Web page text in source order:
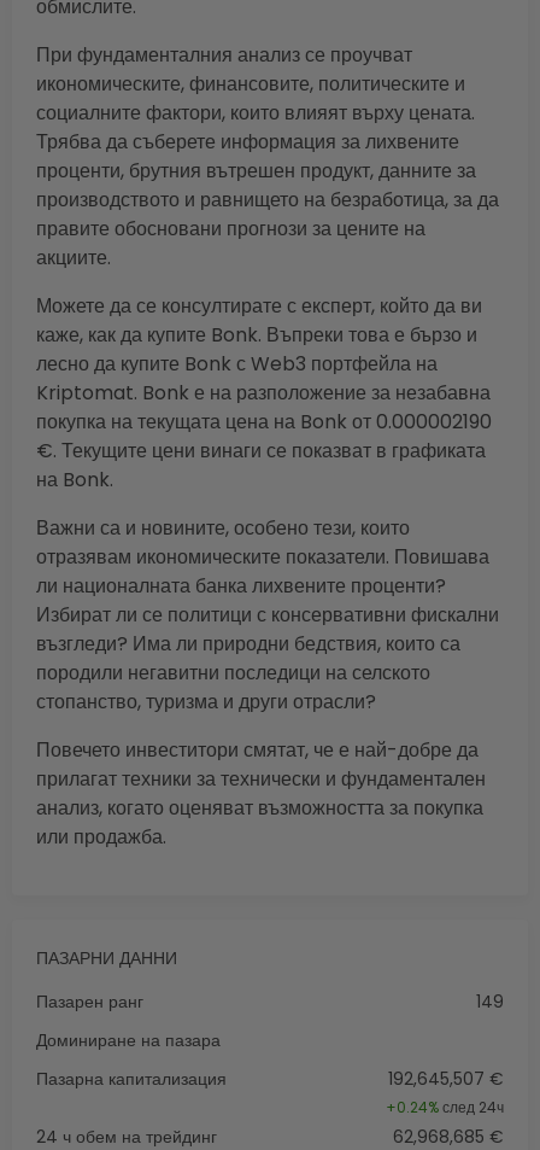
обмислите.
При фундаменталния анализ се проучват
икономическите, финансовите, политическите и
социалните фактори, които влияят върху цената.
Трябва да съберете информация за лихвените
проценти, брутния вътрешен продукт, данните за
производството и равнището на безработица, за да
правите обосновани прогнози за цените на
акциите.
Можете да се консултирате с експерт, който да ви
каже, как да купите Bonk. Въпреки това е бързо и
лесно да купите Bonk с Web3 портфейла на
Kriptomat. Bonk е на разположение за незабавна
покупка на текущата цена на Bonk от 0.000002190
€. Текущите цени винаги се показват в графиката
на Bonk.
Важни са и новините, особено тези, които
отразявам икономическите показатели. Повишава
ли националната банка лихвените проценти?
Избират ли се политици с консервативни фискални
възгледи? Има ли природни бедствия, които са
породили негавитни последици на селското
стопанство, туризма и други отрасли?
Повечето инвеститори смятат, че е най-добре да
прилагат техники за технически и фундаментален
анализ, когато оценяват възможността за покупка
или продажба.
ПАЗАРНИ ДАННИ
Пазарен ранг
149
Доминиране на пазара
Пазарна капитализация
192,645,507 €
+0.24%след 24ч
24 ч обем на трейдинг 62,968,685 €